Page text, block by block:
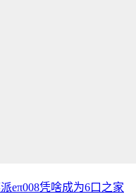
eπ008凭啥成为6口之家